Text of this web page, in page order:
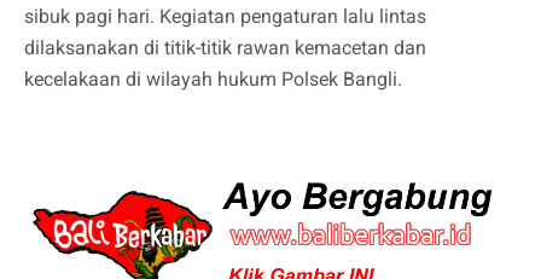
sibuk pagi hari. Kegiatan pengaturan lalu lintas
dilaksanakan di titik-titik rawan kemacetan dan
kecelakaan di wilayah hukum Polsek Bangli.